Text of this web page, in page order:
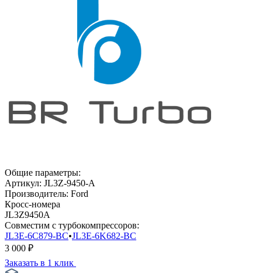
Общие параметры:
Артикул: JL3Z-9450-A
Производитель: Ford
Кросс-номера
JL3Z9450A
Совместим с турбокомпрессоров:
JL3E-6C879-BC•JL3E-6K682-BC
3 000 ₽
Заказать в 1 клик